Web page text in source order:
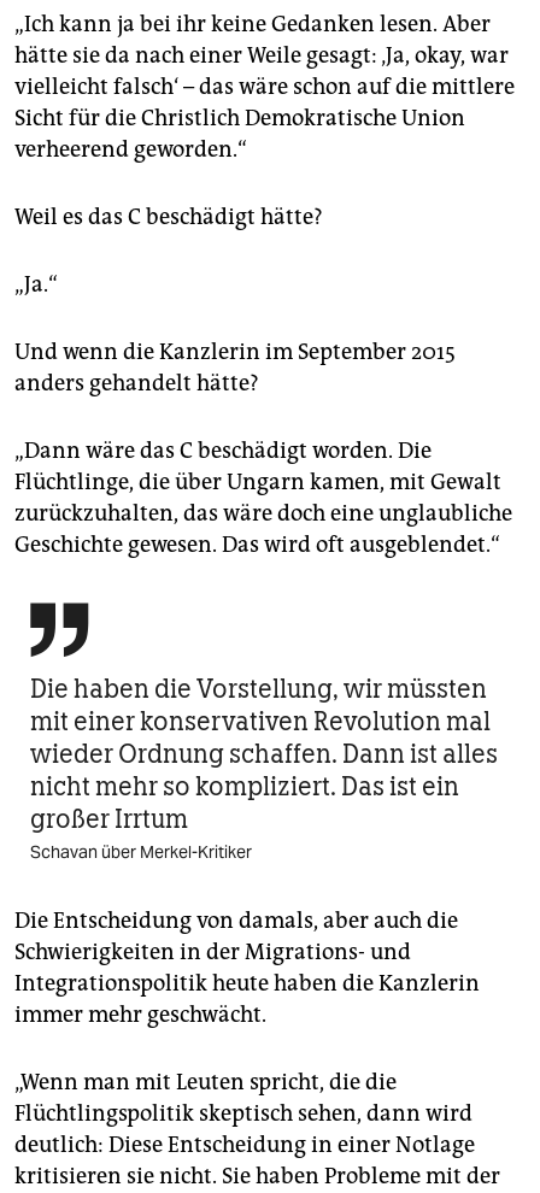
„Ich kann ja bei ihr keine Gedanken lesen. Aber
hätte sie da nach einer Weile gesagt: ‚Ja, okay, war
vielleicht falsch‘ – das wäre schon auf die mittlere
Sicht für die Christlich Demokratische Union
verheerend geworden.“
Weil es das C beschädigt hätte?
„Ja.“
Und wenn die Kanzlerin im September 2015
anders gehandelt hätte?
„Dann wäre das C beschädigt worden. Die
Flüchtlinge, die über Ungarn kamen, mit Gewalt
zurückzuhalten, das wäre doch eine unglaubliche
Geschichte gewesen. Das wird oft ausgeblendet.“

Die haben die Vorstellung, wir müssten
mit einer konservativen Revolution mal
wieder Ordnung schaffen. Dann ist alles
nicht mehr so kompliziert. Das ist ein
großer Irrtum
Schavan über Merkel-Kritiker
Die Entscheidung von damals, aber auch die
Schwierigkeiten in der Migrations- und
Integrationspolitik heute haben die Kanzlerin
immer mehr geschwächt.
„Wenn man mit Leuten spricht, die die
Flüchtlingspolitik skeptisch sehen, dann wird
deutlich: Diese Entscheidung in einer Notlage
kritisieren sie nicht. Sie haben Probleme mit der